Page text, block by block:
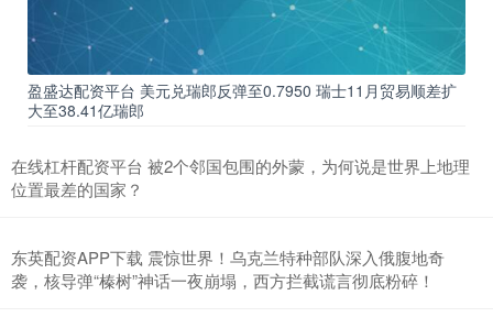
盈盛达配资平台 美元兑瑞郎反弹至0.7950 瑞士11月贸易顺差扩
大至38.41亿瑞郎
在线杠杆配资平台 被2个邻国包围的外蒙，为何说是世界上地理
位置最差的国家？
东英配资APP下载 震惊世界！乌克兰特种部队深入俄腹地奇
袭，核导弹“榛树”神话一夜崩塌，西方拦截谎言彻底粉碎！